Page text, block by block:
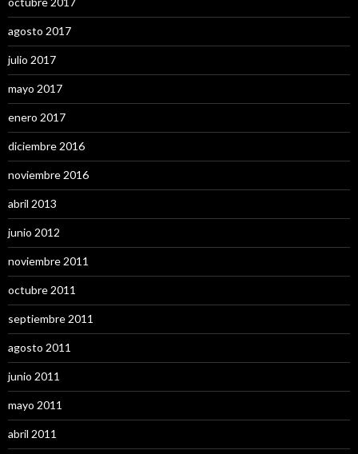
agosto 2017
julio 2017
mayo 2017
enero 2017
diciembre 2016
noviembre 2016
abril 2013
junio 2012
noviembre 2011
octubre 2011
septiembre 2011
agosto 2011
junio 2011
mayo 2011
abril 2011